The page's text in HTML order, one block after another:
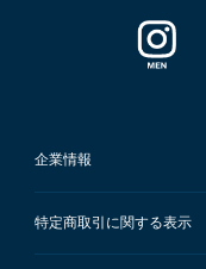
企業情報
特定商取引に関する表示